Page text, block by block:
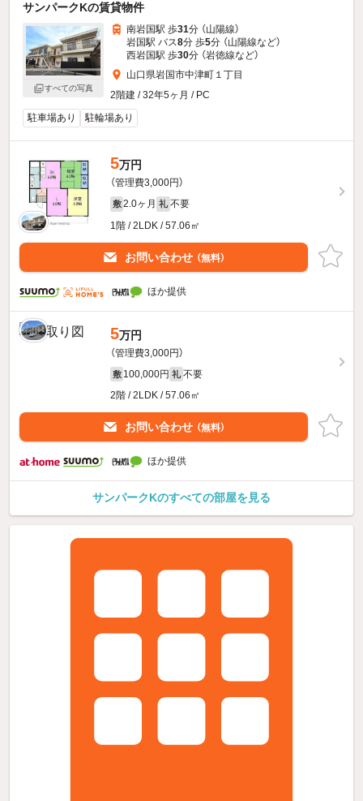
サンパークKの賃貸物件
すべての写真
南岩国駅 歩31分 （山陽線）
岩国駅 バス8分 歩5分 （山陽線など）
西岩国駅 歩30分 （岩徳線など）
山口県岩国市中津町１丁目
2階建 / 32年5ヶ月 / PC
駐車場あり
駐輪場あり
5万円
（管理費3,000円）
敷 2.0ヶ月 礼 不要
1階 / 2LDK / 57.06㎡
お問い合わせ （無料）
ほか提供
5万円
（管理費3,000円）
敷 100,000円 礼 不要
2階 / 2LDK / 57.06㎡
お問い合わせ （無料）
ほか提供
サンパークKのすべての部屋を見る